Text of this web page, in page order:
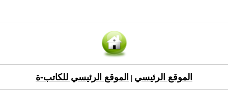
الموقع الرئيسي الموقع الرئيسي للكاتب-ة